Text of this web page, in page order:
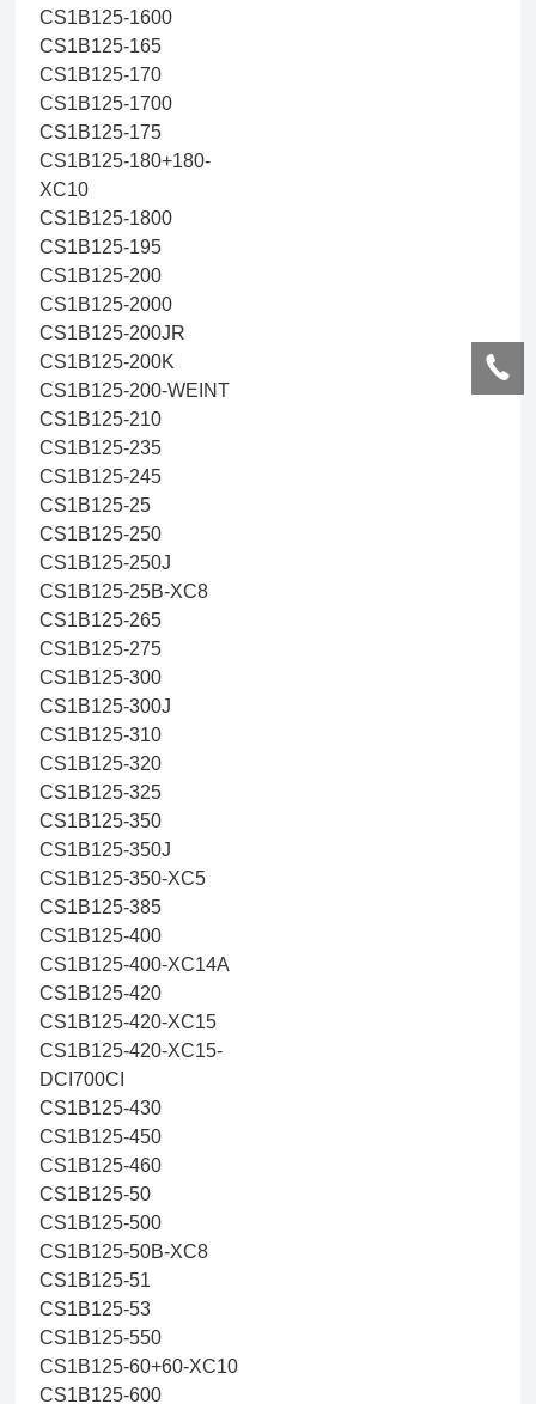
CS1B125-1600
CS1B125-165
CS1B125-170
CS1B125-1700
CS1B125-175
CS1B125-180+180-
XC10
CS1B125-1800
CS1B125-195
CS1B125-200
CS1B125-2000
CS1B125-200JR
CS1B125-200K
CS1B125-200-WEINT
CS1B125-210
CS1B125-235
CS1B125-245
CS1B125-25
CS1B125-250
CS1B125-250J
CS1B125-25B-XC8
CS1B125-265
CS1B125-275
CS1B125-300
CS1B125-300J
CS1B125-310
CS1B125-320
CS1B125-325
CS1B125-350
CS1B125-350J
CS1B125-350-XC5
CS1B125-385
CS1B125-400
CS1B125-400-XC14A
CS1B125-420
CS1B125-420-XC15
CS1B125-420-XC15-
DCI700CI
CS1B125-430
CS1B125-450
CS1B125-460
CS1B125-50
CS1B125-500
CS1B125-50B-XC8
CS1B125-51
CS1B125-53
CS1B125-550
CS1B125-60+60-XC10
CS1B125-600